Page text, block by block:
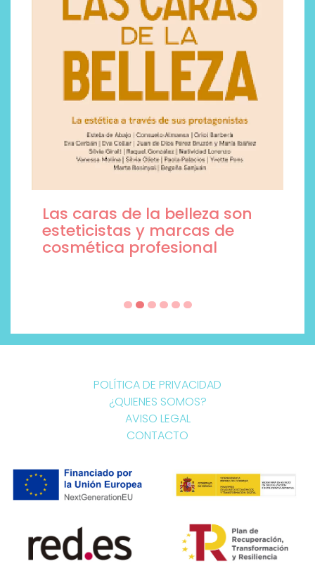
Las caras de la belleza son
esteticistas y marcas de
cosmética profesional
POLÍTICA DE PRIVACIDAD
¿QUIENES SOMOS?
AVISO LEGAL
CONTACTO